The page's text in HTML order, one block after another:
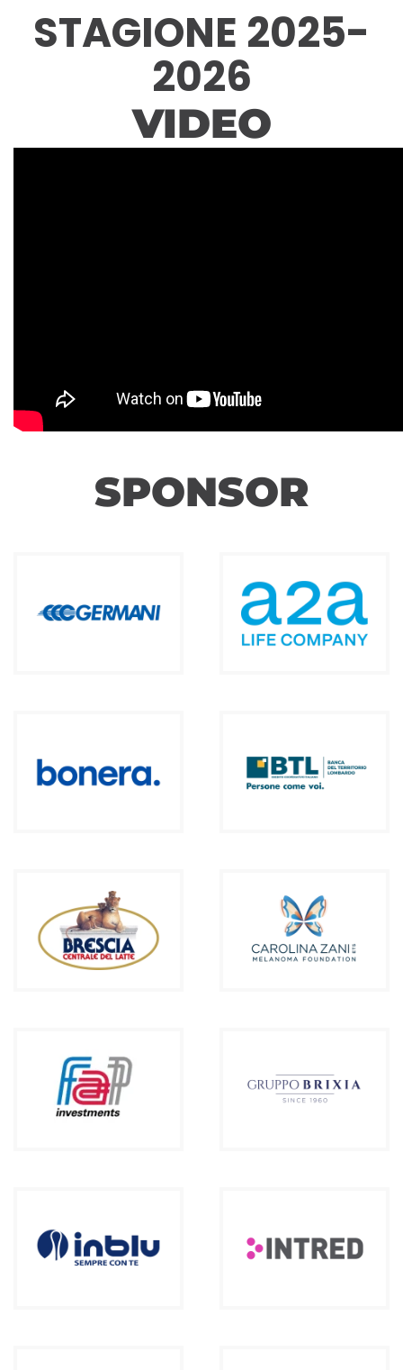
STAGIONE 2025-
2026
VIDEO
SPONSOR